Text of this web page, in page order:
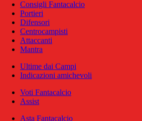
Consigli Fantacalcio
Portieri
Difensori
Centrocampisti
Attaccanti
Mantra
Ultime dai Campi
Indicazioni amichevoli
Voti Fantacalcio
Assist
Asta Fantacalcio